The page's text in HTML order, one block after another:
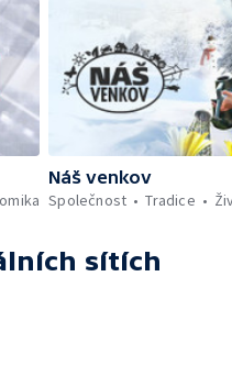
Náš venkov
Společnost
Tradice
sítích